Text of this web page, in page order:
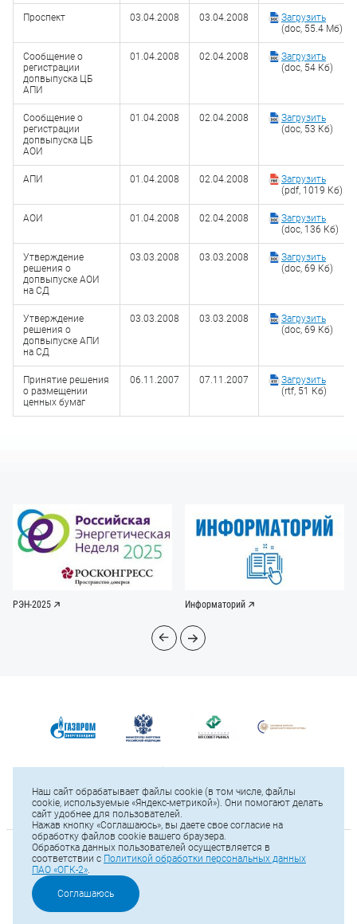
Проспект 03.04.2008 03.04.2008
Загрузить
(doc, 55.4 Мб)
Сообщение о
регистрации
допвыпуска ЦБ
АПИ
01.04.2008 02.04.2008
Загрузить
(doc, 54 Кб)
Сообщение о
регистрации
допвыпуска ЦБ
АОИ
01.04.2008 02.04.2008
Загрузить
(doc, 53 Кб)
АПИ 01.04.2008 02.04.2008
Загрузить
(pdf, 1019 Кб)
АОИ 01.04.2008 02.04.2008
Загрузить
(doc, 136 Кб)
Утверждение
решения о
допвыпуске АОИ
на СД
03.03.2008 03.03.2008
Загрузить
(doc, 69 Кб)
Утверждение
решения о
допвыпуске АПИ
на СД
03.03.2008 03.03.2008
Загрузить
(doc, 69 Кб)
Принятие решения
о размещении
ценных бумаг
06.11.2007 07.11.2007
Загрузить
(rtf, 51 Кб)
РЭН-2025 Информаторий
© 2025 ПАО «ОГК-2»
Тел.: +7 (812) 646-13-64
Е-mail:office@ogk2.ru
Наш сайт обрабатывает файлы cookie (в том числе, файлы
cookie, используемые «Яндекс-метрикой»). Они помогают делать
сайт удобнее для пользователей.
Нажав кнопку «Соглашаюсь», вы даете свое согласие на
обработку файлов cookie вашего браузера.
Обработка данных пользователей осуществляется в
соответствии с Политикой обработки персональных данных
ПАО «ОГК-2».
Соглашаюсь